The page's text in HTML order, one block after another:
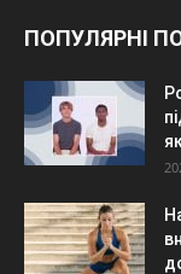
ПОПУЛЯРНІ